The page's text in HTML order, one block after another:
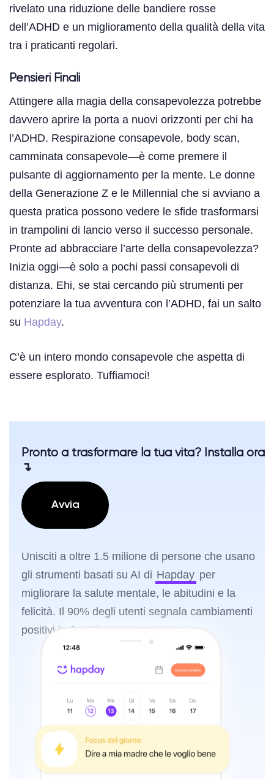
rivelato una riduzione delle bandiere rosse
dell’ADHD e un miglioramento della qualità della vita
tra i praticanti regolari.
Pensieri Finali
Attingere alla magia della consapevolezza potrebbe
davvero aprire la porta a nuovi orizzonti per chi ha
l’ADHD. Respirazione consapevole, body scan,
camminata consapevole—è come premere il
pulsante di aggiornamento per la mente. Le donne
della Generazione Z e le Millennial che si avviano a
questa pratica possono vedere le sfide trasformarsi
in trampolini di lancio verso il successo personale.
Pronte ad abbracciare l’arte della consapevolezza?
Inizia oggi—è solo a pochi passi consapevoli di
distanza. Ehi, se stai cercando più strumenti per
potenziare la tua avventura con l’ADHD, fai un salto
su Hapday.
C’è un intero mondo consapevole che aspetta di
essere esplorato. Tuffiamoci!
Pronto a trasformare la tua vita? Installa ora
↴
Avvia
Unisciti a oltre 1.5 milione di persone che usano
gli strumenti basati su AI di Hapday per
migliorare la salute mentale, le abitudini e la
felicità. Il 90% degli utenti segnala cambiamenti
positivi in 2 settimane.